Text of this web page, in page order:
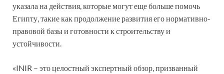
указала на действия, которые могут еще больше помочь
Египту, такие как продолжение развития его нормативно-
правовой базы и готовности к строительству и
устойчивости.
«INIR – это целостный экспертный обзор, призванный